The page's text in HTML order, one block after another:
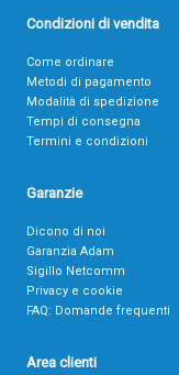
Condizioni di vendita
Come ordinare
Metodi di pagamento
Modalità di spedizione
Tempi di consegna
Termini e condizioni
Garanzie
Dicono di noi
Garanzia Adam
Sigillo Netcomm
Privacy e cookie
FAQ: Domande frequenti
Area clienti